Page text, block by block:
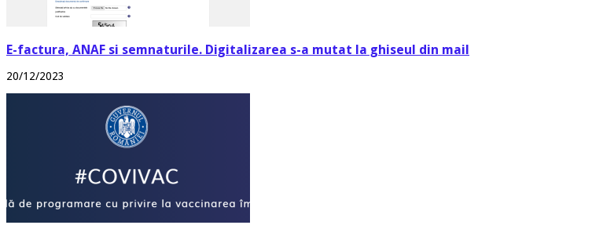
E-factura, ANAF si semnaturile. Digitalizarea s-a mutat la ghiseul din mail
20/12/2023